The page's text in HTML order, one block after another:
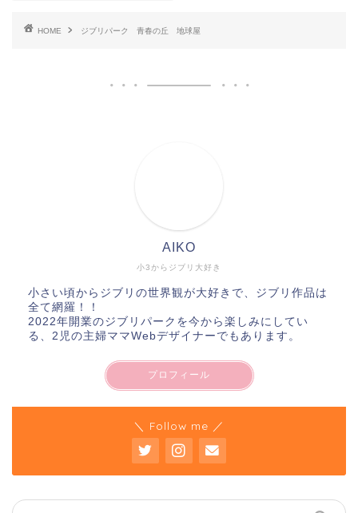
HOME ジブリパーク 青春の丘 地球屋
小3からジブリ大好き
AIKO
小さい頃からジブリの世界観が大好きで、ジブリ作品は
全て網羅！！
2022年開業のジブリパークを今から楽しみにしてい
る、2児の主婦ママWebデザイナーでもあります。
プロフィール
＼ Follow me ／